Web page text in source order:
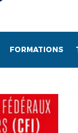
FORMATIONS